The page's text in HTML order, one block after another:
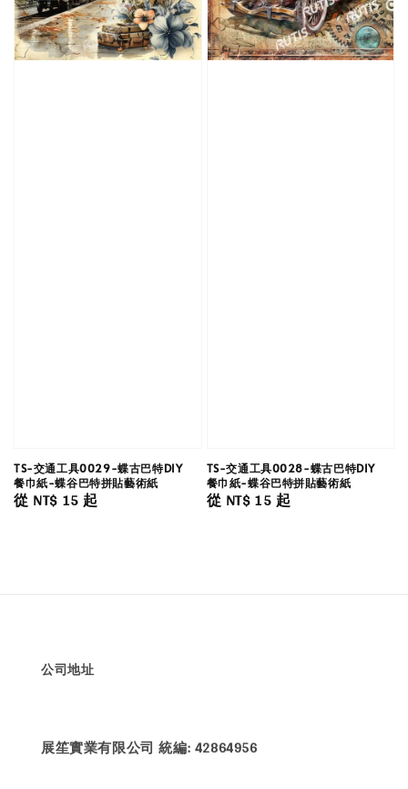
TS-交通工具0029-蝶古巴特DIY
餐巾紙-蝶谷巴特拼貼藝術紙
Regular
從 NT$ 15起
TS-交通工具0028-蝶古巴特DIY
餐巾紙-蝶谷巴特拼貼藝術紙
Regular
從 NT$ 15起
公司地址
展笙實業有限公司 統編: 42864956